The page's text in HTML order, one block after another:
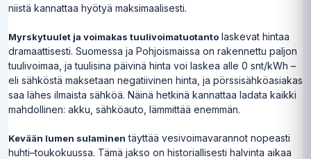
niistä kannattaa hyötyä maksimaalisesti.
Myrskytuulet ja voimakas tuulivoimatuotanto laskevat hintaa
dramaattisesti. Suomessa ja Pohjoismaissa on rakennettu paljon
tuulivoimaa, ja tuulisina päivinä hinta voi laskea alle 0 snt/kWh –
eli sähköstä maksetaan negatiivinen hinta, ja pörssisähköasiakas
saa lähes ilmaista sähköä. Näinä hetkinä kannattaa ladata kaikki
mahdollinen: akku, sähköauto, lämmittää enemmän.
Kevään lumen sulaminen täyttää vesivoimavarannot nopeasti
huhti–toukokuussa. Tämä jakso on historiallisesti halvinta aikaa